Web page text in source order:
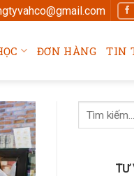
ĐƠN HÀNG TIN
TƯ